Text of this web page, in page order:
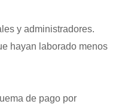
y administradores.
hayan laborado menos
de pago por